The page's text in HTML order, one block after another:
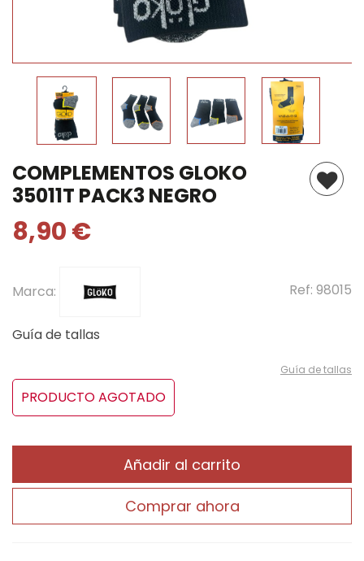
COMPLEMENTOS GLOKO
35011T PACK3 NEGRO
8,90 €
Marca: Ref: 98015
Guía de tallas
Guía de tallas
PRODUCTO AGOTADO
Añadir al carrito
Comprar ahora